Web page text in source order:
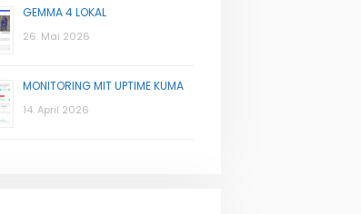
GEMMA 4 LOKAL
26. Mai 2026
MONITORING MIT UPTIME KUMA
14. April 2026